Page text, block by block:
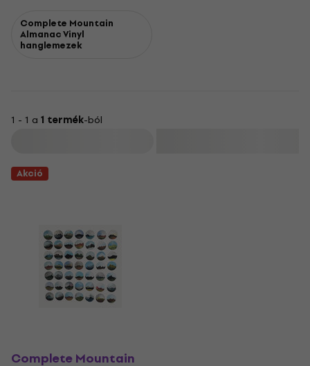
Complete Mountain
Almanac Vinyl
hanglemezek
1 - 1 a 1 termék-ból
Akció
Complete Mountain